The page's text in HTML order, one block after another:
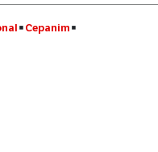
Cepanim